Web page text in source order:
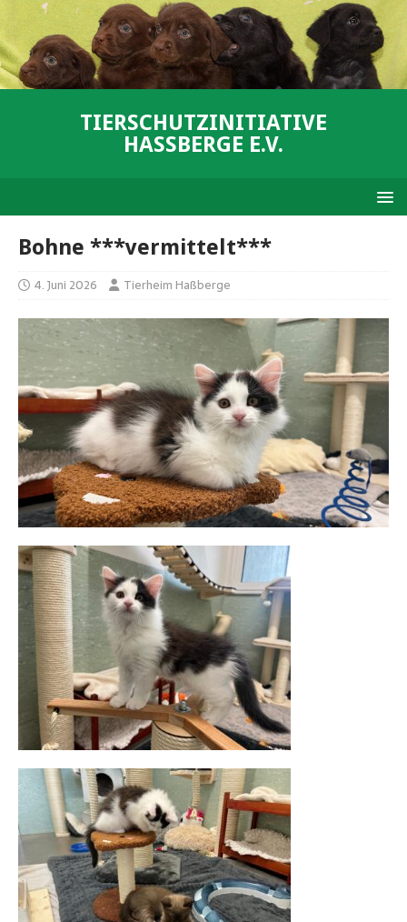
TIERSCHUTZINITIATIVE
HASSBERGE E.V.
Bohne ***vermittelt***
4. Juni 2026 Tierheim Haßberge